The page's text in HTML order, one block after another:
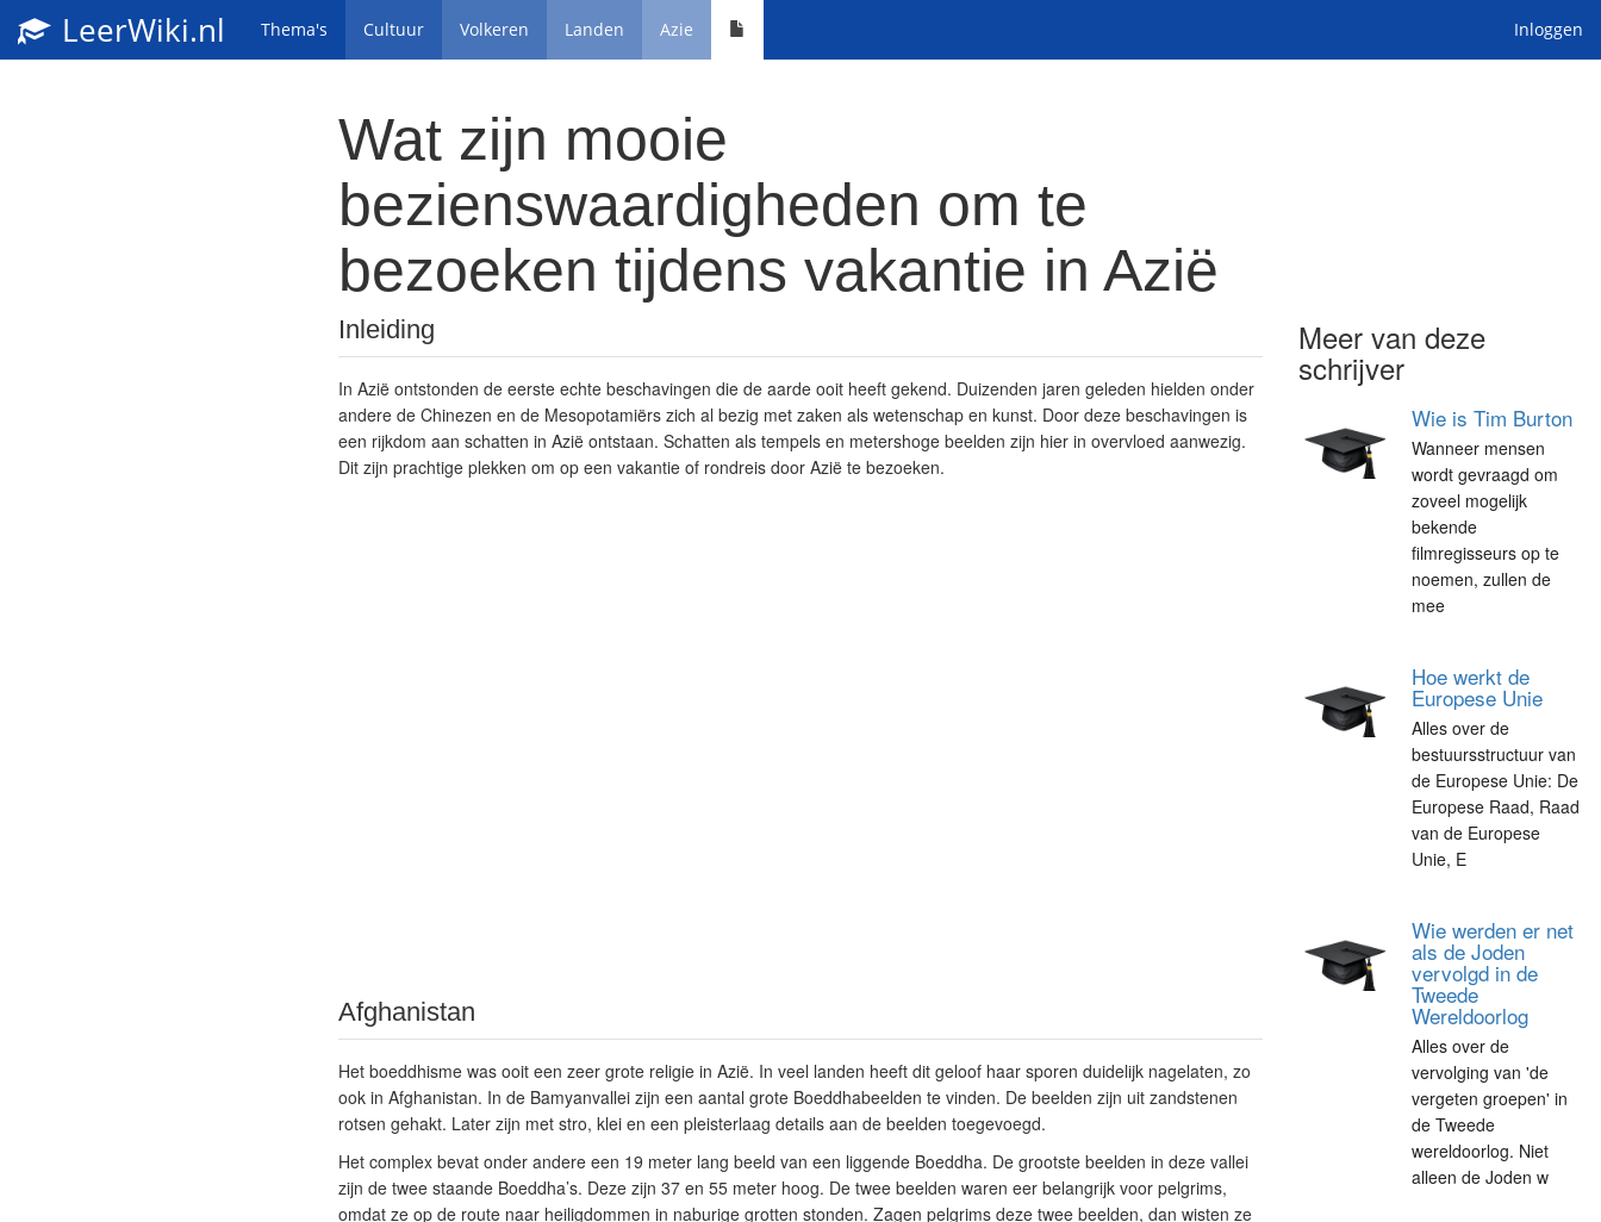
LeerWiki.nl Thema's Cultuur Volkeren Landen Azie Inloggen
Wat zijn mooie
bezienswaardigheden om te
bezoeken tijdens vakantie in Azië
Inleiding
In Azië ontstonden de eerste echte beschavingen die de aarde ooit heeft gekend. Duizenden jaren geleden hielden onder
andere de Chinezen en de Mesopotamiërs zich al bezig met zaken als wetenschap en kunst. Door deze beschavingen is
een rijkdom aan schatten in Azië ontstaan. Schatten als tempels en metershoge beelden zijn hier in overvloed aanwezig.
Dit zijn prachtige plekken om op een vakantie of rondreis door Azië te bezoeken.
Afghanistan
Het boeddhisme was ooit een zeer grote religie in Azië. In veel landen heeft dit geloof haar sporen duidelijk nagelaten, zo
ook in Afghanistan. In de Bamyanvallei zijn een aantal grote Boeddhabeelden te vinden. De beelden zijn uit zandstenen
rotsen gehakt. Later zijn met stro, klei en een pleisterlaag details aan de beelden toegevoegd.
Het complex bevat onder andere een 19 meter lang beeld van een liggende Boeddha. De grootste beelden in deze vallei
zijn de twee staande Boeddha’s. Deze zijn 37 en 55 meter hoog. De twee beelden waren eer belangrijk voor pelgrims,
omdat ze op de route naar heiligdommen in naburige grotten stonden. Zagen pelgrims deze twee beelden, dan wisten ze
Meer van deze
schrijver
Wie is Tim Burton
Wanneer mensen
wordt gevraagd om
zoveel mogelijk
bekende
filmregisseurs op te
noemen, zullen de
mee
Hoe werkt de
Europese Unie
Alles over de
bestuursstructuur van
de Europese Unie: De
Europese Raad, Raad
van de Europese
Unie, E
Wie werden er net
als de Joden
vervolgd in de
Tweede
Wereldoorlog
Alles over de
vervolging van 'de
vergeten groepen' in
de Tweede
wereldoorlog. Niet
alleen de Joden w